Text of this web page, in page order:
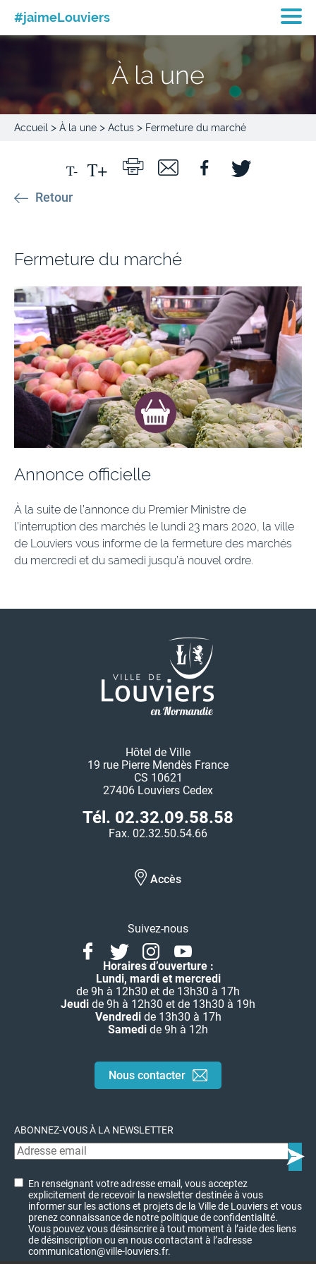
#jaimeLouviers
À la une
Accueil > À la une > Actus > Fermeture du marché
Retour
Fermeture du marché
Annonce officielle
À la suite de l’annonce du Premier Ministre de
l’interruption des marchés le lundi 23 mars 2020, la ville
de Louviers vous informe de la fermeture des marchés
du mercredi et du samedi jusqu’à nouvel ordre.
Hôtel de Ville
19 rue Pierre Mendès France
CS 10621
27406 Louviers Cedex
Tél. 02.32.09.58.58
Fax. 02.32.50.54.66
Accès
Suivez-nous
FacebookTwitterInstagramYoutube
Horaires d’ouverture :
Lundi, mardi et mercredi
de 9h à 12h30 et de 13h30 à 17h
Jeudi de 9h à 12h30 et de 13h30 à 19h
Vendredide 13h30 à 17h
Samedi de 9h à 12h
Nous contacter
ABONNEZ-VOUS À LA NEWSLETTER
En renseignant votre adresse email, vous acceptez
explicitement de recevoir la newsletter destinée à vous
informer sur les actions et projets de la Ville de Louviers et vous
prenez connaissance de notre politique de confidentialité.
Vous pouvez vous désinscrire à tout moment à l’aide des liens
de désinscription ou en nous contactant à l’adresse
communication@ville-louviers.fr.